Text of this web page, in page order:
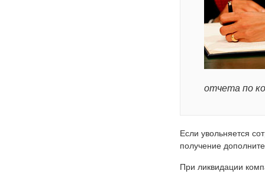
отчета по
Если увольняется
получение
При ликвидации